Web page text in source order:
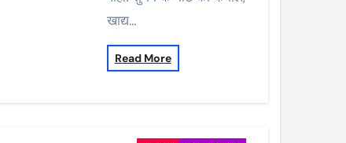
खाद्य…
Read More